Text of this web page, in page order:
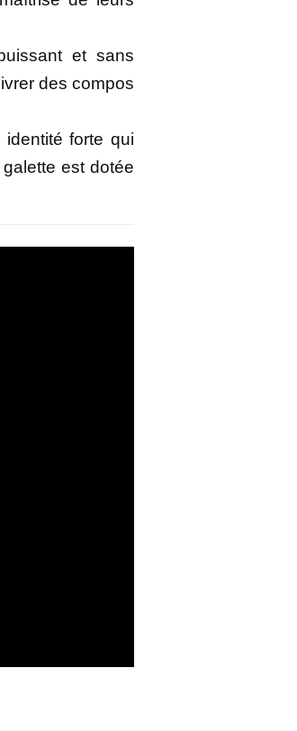
et sans
des compos
forte qui
est dotée